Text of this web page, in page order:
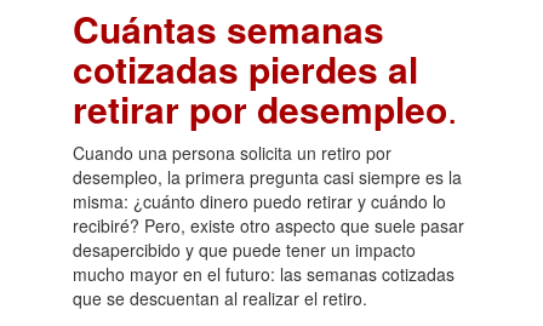
Cuántas semanas
cotizadas pierdes al
retirar por desempleo.
Cuando una persona solicita un retiro por
desempleo, la primera pregunta casi siempre es la
misma: ¿cuánto dinero puedo retirar y cuándo lo
recibiré? Pero, existe otro aspecto que suele pasar
desapercibido y que puede tener un impacto
mucho mayor en el futuro: las semanas cotizadas
que se descuentan al realizar el retiro.